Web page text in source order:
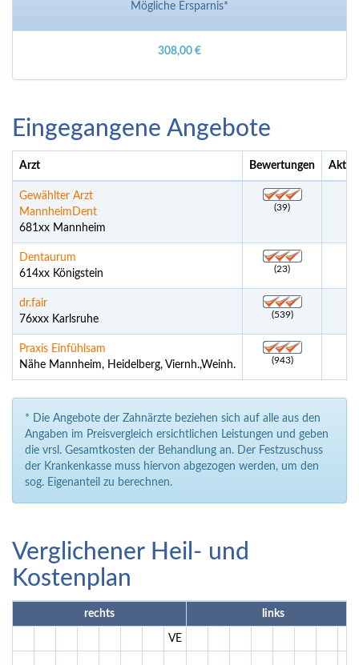
Mögliche Ersparnis*
308,00 €
Eingegangene Angebote
Arzt Bewertungen
Gewählter Arzt
MannheimDent
681xx Mannheim
(39)
Dentaurum
614xx Königstein
(23)
dr.fair
76xxx Karlsruhe
(539)
Praxis Einfühlsam
Nähe Mannheim, Heidelberg, Viernh.,Weinh.
(943)
* Die Angebote der Zahnärzte beziehen sich auf alle aus den
Angaben im Preisvergleich ersichtlichen Leistungen und geben
die vrsl. Gesamtkosten der Behandlung an. Der Festzuschuss
der Krankenkasse muss hiervon abgezogen werden, um den
sog. Eigenanteil zu berechnen.
Verglichener Heil- und
Kostenplan
rechts links
VE